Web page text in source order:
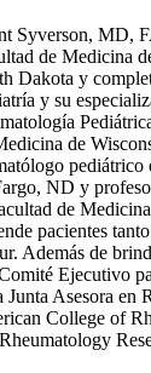
Syverson, MD,
de Medicina
Dakota y
y su
de
pediátrico
ND y
de
pacientes
Además de
Ejecutivo
Asesora en
College of